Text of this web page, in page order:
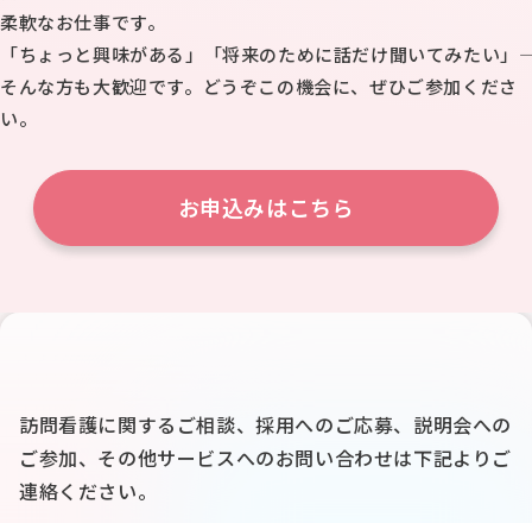
柔軟なお仕事です。
「ちょっと興味がある」「将来のために話だけ聞いてみたい」――
そんな方も大歓迎です。どうぞこの機会に、ぜひご参加くださ
い。
お申込みはこちら
訪問看護に関するご相談、採用へのご応募、説明会への
ご参加、 その他サービスへのお問い合わせは下記よりご
連絡ください。